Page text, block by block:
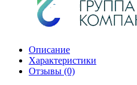
Описание
Характеристики
Отзывы (0)